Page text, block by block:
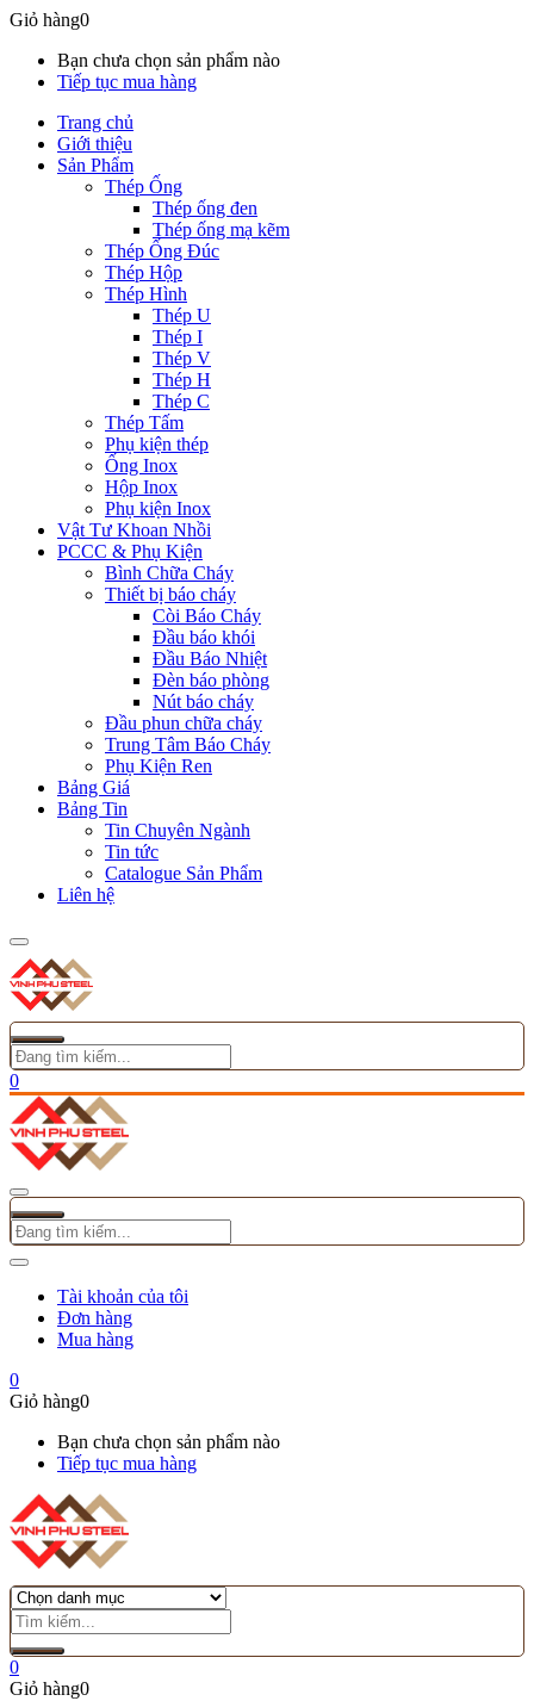
Giỏ hàng0
Bạn chưa chọn sản phẩm nào
Tiếp tục mua hàng
Trang chủ
Giới thiệu
Sản Phẩm
Thép Ống
Thép ống đen
Thép ống mạ kẽm
Thép Ống Đúc
Thép Hộp
Thép Hình
Thép U
Thép I
Thép V
Thép H
Thép C
Thép Tấm
Phụ kiện thép
Ống Inox
Hộp Inox
Phụ kiện Inox
Vật Tư Khoan Nhồi
PCCC & Phụ Kiện
Bình Chữa Cháy
Thiết bị báo cháy
Còi Báo Cháy
Đầu báo khói
Đầu Báo Nhiệt
Đèn báo phòng
Nút báo cháy
Đầu phun chữa cháy
Trung Tâm Báo Cháy
Phụ Kiện Ren
Bảng Giá
Bảng Tin
Tin Chuyên Ngành
Tin tức
Catalogue Sản Phẩm
Liên hệ
0
Tài khoản của tôi
Đơn hàng
Mua hàng
0
Giỏ hàng0
Bạn chưa chọn sản phẩm nào
Tiếp tục mua hàng
0
Giỏ hàng0